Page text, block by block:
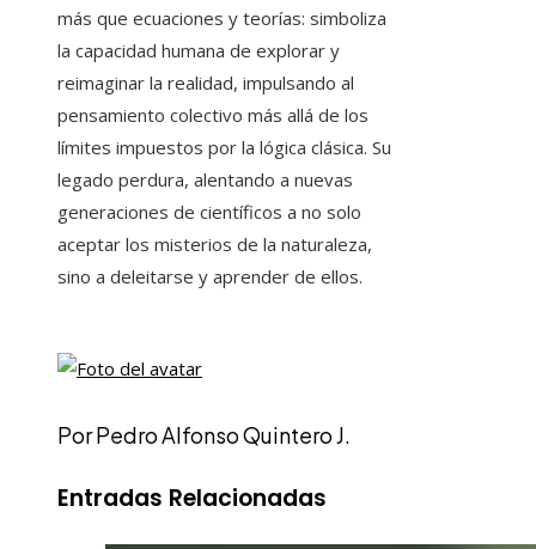
más que ecuaciones y teorías: simboliza
la capacidad humana de explorar y
reimaginar la realidad, impulsando al
pensamiento colectivo más allá de los
límites impuestos por la lógica clásica. Su
legado perdura, alentando a nuevas
generaciones de científicos a no solo
aceptar los misterios de la naturaleza,
sino a deleitarse y aprender de ellos.
Por Pedro Alfonso Quintero J.
Entradas Relacionadas